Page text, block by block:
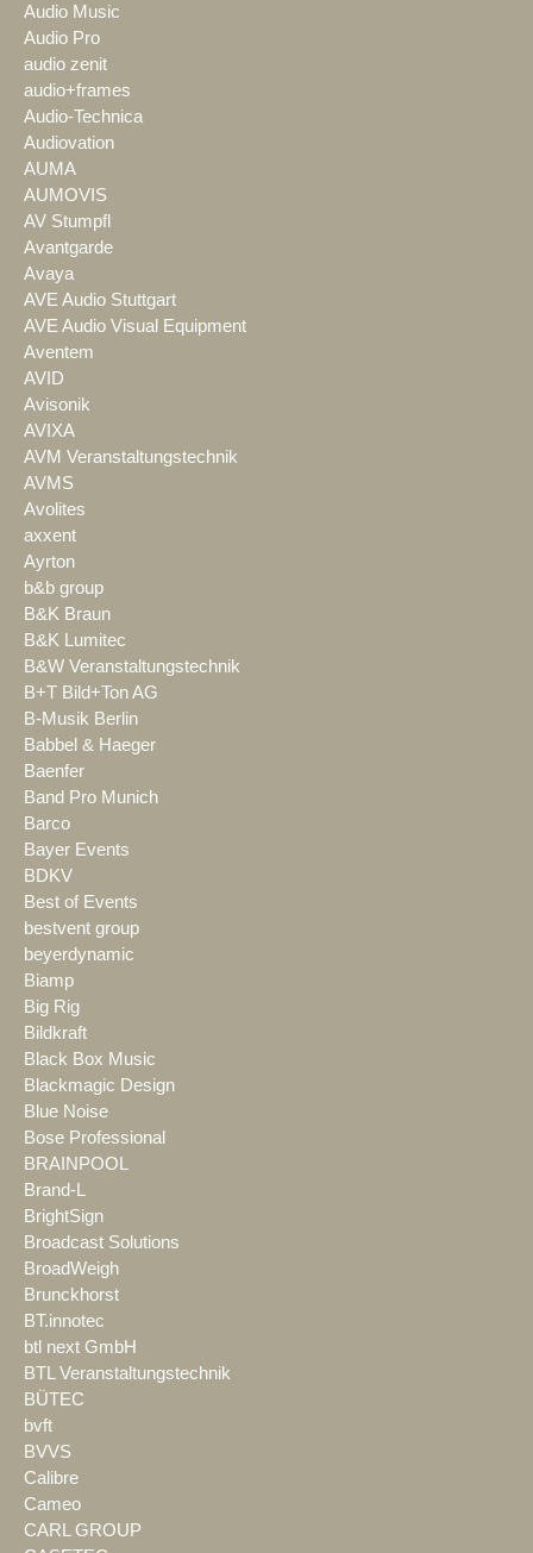
Audio Music
Audio Pro
audio zenit
audio+frames
Audio-Technica
Audiovation
AUMA
AUMOVIS
AV Stumpfl
Avantgarde
Avaya
AVE Audio Stuttgart
AVE Audio Visual Equipment
Aventem
AVID
Avisonik
AVIXA
AVM Veranstaltungstechnik
AVMS
Avolites
axxent
Ayrton
b&b group
B&K Braun
B&K Lumitec
B&W Veranstaltungstechnik
B+T Bild+Ton AG
B-Musik Berlin
Babbel & Haeger
Baenfer
Band Pro Munich
Barco
Bayer Events
BDKV
Best of Events
bestvent group
beyerdynamic
Biamp
Big Rig
Bildkraft
Black Box Music
Blackmagic Design
Blue Noise
Bose Professional
BRAINPOOL
Brand-L
BrightSign
Broadcast Solutions
BroadWeigh
Brunckhorst
BT.innotec
btl next GmbH
BTL Veranstaltungstechnik
BÜTEC
bvft
BVVS
Calibre
Cameo
CARL GROUP